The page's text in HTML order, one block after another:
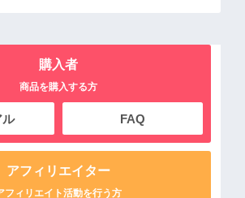
購入者
商品を購入する方
ル FAQ
アフィリエイター
フィリエイト活動を行う方